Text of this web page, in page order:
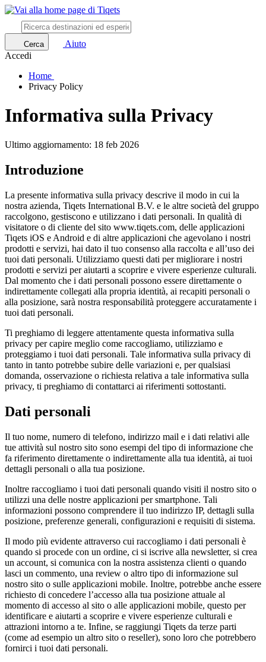
Cerca
Aiuto
Accedi
Home
Privacy Policy
Informativa sulla Privacy
Ultimo aggiornamento: 18 feb 2026
Introduzione
La presente informativa sulla privacy descrive il modo in cui la
nostra azienda, Tiqets International B.V. e le altre società del gruppo
raccolgono, gestiscono e utilizzano i dati personali. In qualità di
visitatore o di cliente del sito www.tiqets.com, delle applicazioni
Tiqets iOS e Android e di altre applicazioni che agevolano i nostri
prodotti e servizi, hai dato il tuo consenso alla raccolta e all’uso dei
tuoi dati personali. Utilizziamo questi dati per migliorare i nostri
prodotti e servizi per aiutarti a scoprire e vivere esperienze culturali.
Dal momento che i dati personali possono essere direttamente o
indirettamente collegati alla propria identità, ai recapiti personali o
alla posizione, sarà nostra responsabilità proteggere accuratamente i
tuoi dati personali.
Ti preghiamo di leggere attentamente questa informativa sulla
privacy per capire meglio come raccogliamo, utilizziamo e
proteggiamo i tuoi dati personali. Tale informativa sulla privacy di
tanto in tanto potrebbe subire delle variazioni e, per qualsiasi
domanda, osservazione o richiesta relativa a tale informativa sulla
privacy, ti preghiamo di contattarci ai riferimenti sottostanti.
Dati personali
Il tuo nome, numero di telefono, indirizzo mail e i dati relativi alle
tue attività sul nostro sito sono esempi del tipo di informazione che
fa riferimento direttamente o indirettamente alla tua identità, ai tuoi
dettagli personali o alla tua posizione.
Inoltre raccogliamo i tuoi dati personali quando visiti il nostro sito o
utilizzi una delle nostre applicazioni per smartphone. Tali
informazioni possono comprendere il tuo indirizzo IP, dettagli sulla
posizione, preferenze generali, configurazioni e requisiti di sistema.
Il modo più evidente attraverso cui raccogliamo i dati personali è
quando si procede con un ordine, ci si iscrive alla newsletter, si crea
un account, si comunica con la nostra assistenza clienti o quando
lasci un commento, una review o altro tipo di informazione sul
nostro sito o sulle applicazioni mobile. Inoltre, potrebbe anche essere
richiesto di concedere l’accesso alla tua posizione attuale al
momento di accesso al sito o alle applicazioni mobile, questo per
identificare e aiutarti a scoprire e vivere esperienze culturali e
attrazioni intorno a te. Infine, se raggiungi Tiqets da terze parti
(come ad esempio un altro sito o reseller), sono loro che potrebbero
fornirci i tuoi dati personali.